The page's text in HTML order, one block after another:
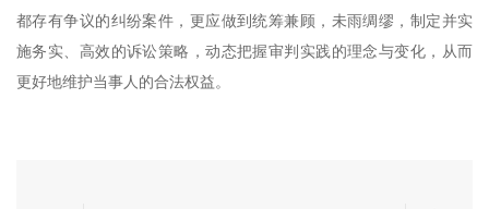
都存有争议的纠纷案件，更应做到统筹兼顾，未雨绸缪，制定并实
施务实、高效的诉讼策略，动态把握审判实践的理念与变化，从而
更好地维护当事人的合法权益。